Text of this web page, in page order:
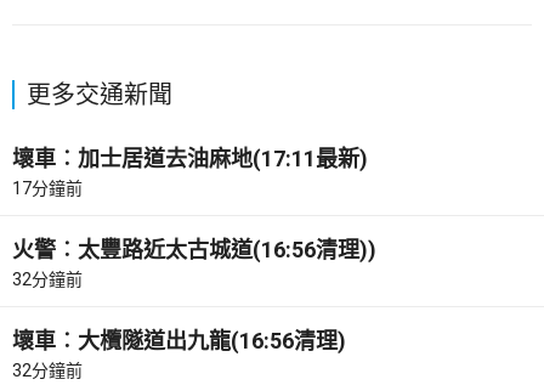
更多交通新聞
壞車︰加士居道去油麻地(17:11最新)
17分鐘前
火警︰太豐路近太古城道(16:56清理))
32分鐘前
壞車︰大欖隧道出九龍(16:56清理)
32分鐘前